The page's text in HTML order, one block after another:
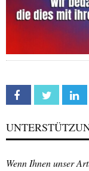
Facebook Twitter
Wenn Ihnen unser